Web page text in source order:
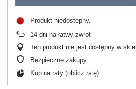
Produkt niedostępny
14 dni na łatwy zwrot
Ten produkt nie jest dostępny w
Bezpieczne zakupy
Kup na raty (oblicz ratę)